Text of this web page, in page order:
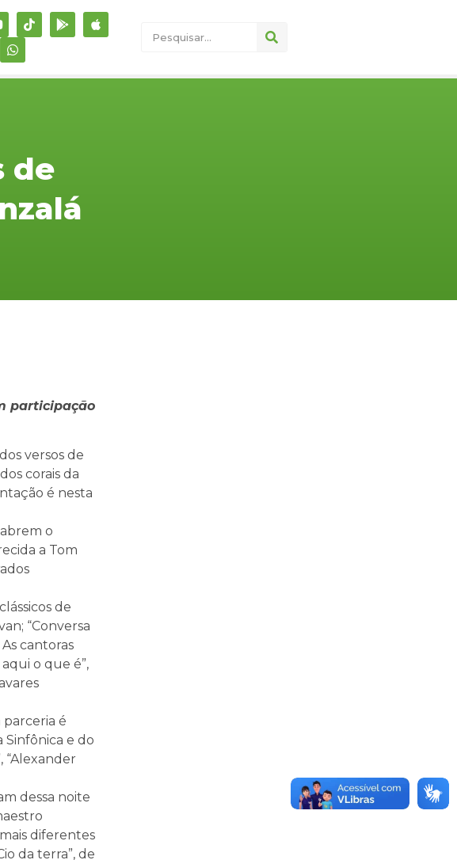
de
participação
versos de
corais da
é nesta
o
a Tom
de
“Conversa
cantoras
o que é”,
parceria é
Sinfônica e do
“Alexander
dessa noite
diferentes
da terra”, de